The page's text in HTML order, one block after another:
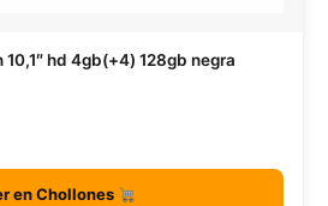
hd 4gb(+4) 128gb negra
en Chollones